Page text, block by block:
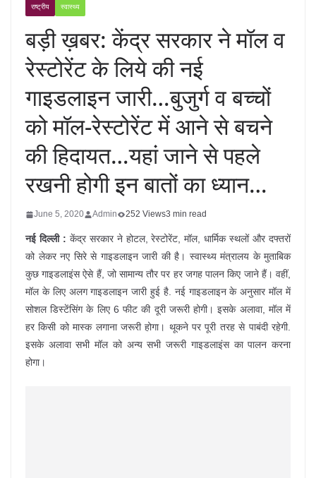
राष्ट्रीय स्वास्थ्य
बड़ी ख़बर: केंद्र सरकार ने मॉल व
रेस्टोरेंट के लिये की नई
गाइडलाइन जारी…बुजुर्ग व बच्चों
को मॉल-रेस्टोरेंट में आने से बचने
की हिदायत…यहां जाने से पहले
रखनी होगी इन बातों का ध्यान…
June 5, 2020 Admin 252 Views3 min read
नई दिल्ली : केंद्र सरकार ने होटल, रेस्टोरेंट, मॉल, धार्मिक स्थलों और दफ्तरों
को लेकर नए सिरे से गाइडलाइन जारी की है। स्वास्थ्य मंत्रालय के मुताबिक
कुछ गाइडलाइंस ऐसे हैं, जो सामान्य तौर पर हर जगह पालन किए जाने हैं। वहीं,
मॉल के लिए अलग गाइडलाइन जारी हुई है. नई गाइडलाइन के अनुसार मॉल में
सोशल डिस्टेंसिंग के लिए 6 फीट की दूरी जरूरी होगी। इसके अलावा, मॉल में
हर किसी को मास्क लगाना जरूरी होगा। थूकने पर पूरी तरह से पाबंदी रहेगी.
इसके अलावा सभी मॉल को अन्य सभी जरूरी गाइडलाइंस का पालन करना
होगा।